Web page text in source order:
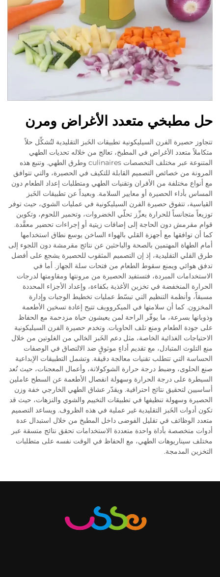
حل مطبخي متعدد الأغراض ومرن
تتجاوز حصيرة الفرن السيليكونية تطبيقات الخَبز التقليدية لتُشكِّل حلاً
متكاملاً متعدد الأغراض في المطبخ، تعالج من خلاله تحديات الطهي
المتنوعة عبر مختلف التخصصات culinaires وطرق الطهي. وتنبع هذه
المرونة من خصائص التصميم القابلة للتكيف في الحصيرة، والتي تتوافق
مع أنواع مختلفة من الأفران وتقنيات الطهي ومتطلبات إعداد الطعام دون
المساس بأداء الحصيرة أو معايير السلامة. وبعيداً عن تطبيقات الخَبز
القياسية، تتفوق حصيرة الفرن السيليكونية في عمليات الشوي، حيث توفر
توزيعاً متجانساً للحرارة يعزِّز تحلّي الخضروات، وتحمير اللحوم، وتكوين
قوام مقرمش دون الحاجة إلى إضافات زيتية أو إجراءات تحضير معقَّدة.
كما أن توافقها مع أجهزة القلي بالهواء الساخن يوسع نطاق استخدامها
أمام الطهاة المهتمين بالصحة والباحثين عن نتائج مقرمشة دون اللجوء إلى
طرق القلي التقليدية، إذ إن التصميم المثقوب للحصيرة يشجع على أفضل
تدفق هوائي ويمنع سقوط الطعام من فتحات سلة الجهاز. أما في
الاستخدامات المبردة، فتستفيد الحصيرة من مرونتها ومقاومتها لدرجات
الحرارة المنخفضة في تخزين الأغذية بكفاءة، وإعداد الأجزاء المحددة
مسبقاً، وأنظمة التنظيم التي تبسّط عمليات تخطيط الوجبات وإدارة
المخزون. كما أن سلامتها في الميكروويف تتيح إعادة تسخين الأطعمة
وذوبانها بسرعة، ما يوفّر الراحة لمن يعيشون حياة مزدحمة مع الحفاظ
على جودة الطعام ومنع تلف الحاويات. وتخدم حصيرة الفرن السيليكونية
الاحتياجات الغذائية الخاصة، مثل دعم الخَبز الخالي من الغلوتين من خلال
منع التلوث المتبادل، مع تقديم أداءٍ موثوقٍ ضد الالتصاق في الوصفات
الحساسة التي تتطلب تقنيات معالجة دقيقة. وتشمل التطبيقات الإبداعية
صنع الحلوى، وضبط درجة حرارة الشوكولاتة، وأعمال المعجنات، حيث تُعد
السيطرة على درجة الحرارة وسهولة انفصال الأطعمة عن السطح عاملين
أساسيين لتحقيق نتائج احترافية. ويقدّر عشاق الطهي الخارجي خفة وزن
الحصيرة وسهولة تنظيفها في تطبيقات التخييم والشوي والنزهات، حيث قد
تكون أدوات الخَبز التقليدية غير عملية في هذه الظروف. ويساعد التصميم
متعدد الوظائف في تقليل الفوضى داخل المطبخ من خلال استبدال عدة
أدوات متخصصة بأداة واحدة متعددة الاستخدامات تحقق نتائج متسقة عبر
مختلف سيناريوهات الطهي، مع الحفاظ في الوقت نفسه على متطلبات
التخزين المدمجة.